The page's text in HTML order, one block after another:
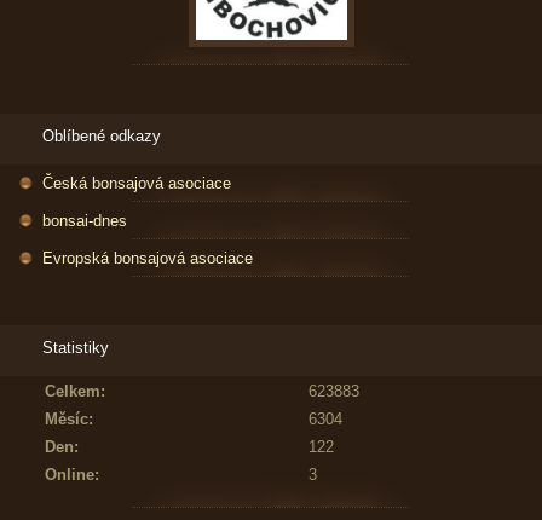
Oblíbené odkazy
Česká bonsajová asociace
bonsai-dnes
Evropská bonsajová asociace
Statistiky
Online: 3
Celkem:
623883
Měsíc:
6304
Den:
122